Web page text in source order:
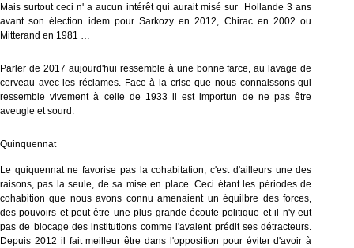
Mais surtout ceci n' a aucun intérêt qui aurait misé sur Hollande 3 ans
avant son élection idem pour Sarkozy en 2012, Chirac en 2002 ou
Mitterand en 1981 …
Parler de 2017 aujourd'hui ressemble à une bonne farce, au lavage de
cerveau avec les réclames. Face à la crise que nous connaissons qui
ressemble vivement à celle de 1933 il est importun de ne pas être
aveugle et sourd.
Quinquennat
Le quiquennat ne favorise pas la cohabitation, c'est d'ailleurs une des
raisons, pas la seule, de sa mise en place. Ceci étant les périodes de
cohabition que nous avons connu amenaient un équilbre des forces,
des pouvoirs et peut-être une plus grande écoute politique et il n'y eut
pas de blocage des institutions comme l'avaient prédit ses détracteurs.
Depuis 2012 il fait meilleur être dans l'opposition pour éviter d'avoir à